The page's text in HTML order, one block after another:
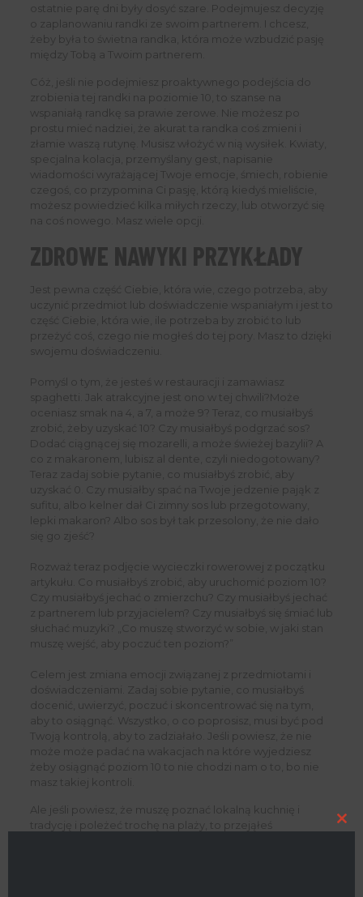
ostatnie parę dni były dosyć szare. Podejmujesz decyzję
o zaplanowaniu randki ze swoim partnerem. I chcesz,
żeby była to świetna randka, która może wzbudzić pasję
między Tobą a Twoim partnerem.
Cóż, jeśli nie podejmiesz proaktywnego podejścia do
zrobienia tej randki na poziomie 10, to szanse na
wspaniałą randkę sa prawie zerowe. Nie możesz po
prostu mieć nadziei, że akurat ta randka coś zmieni i
złamie waszą rutynę. Musisz włożyć w nią wysiłek. Kwiaty,
specjalna kolacja, przemyślany gest, napisanie
wiadomości wyrażającej Twoje emocje, śmiech, robienie
czegoś, co przypomina Ci pasję, którą kiedyś mieliście,
możesz powiedzieć kilka miłych rzeczy, lub otworzyć się
na coś nowego. Masz wiele opcji.
ZDROWE NAWYKI PRZYKŁADY
Jest pewna część Ciebie, która wie, czego potrzeba, aby
uczynić przedmiot lub doświadczenie wspaniałym i jest to
część Ciebie, która wie, ile potrzeba by zrobić to lub
przeżyć coś, czego nie mogłeś do tej pory. Masz to dzięki
swojemu doświadczeniu.
Pomyśl o tym, że jesteś w restauracji i zamawiasz
spaghetti. Jak atrakcyjne jest ono w tej chwili?Może
oceniasz smak na 4, a 7, a może 9? Teraz, co musiałbyś
zrobić, żeby uzyskać 10? Czy musiałbyś podgrzać sos?
Dodać ciągnącej się mozarelli, a może świeżej bazylii? A
co z makaronem, lubisz al dente, czyli niedogotowany?
Teraz zadaj sobie pytanie, co musiałbyś zrobić, aby
uzyskać 0. Czy musiałby spać na Twoje jedzenie pająk z
sufitu, albo kelner dał Ci zimny sos lub przegotowany,
lepki makaron? Albo sos był tak przesolony, że nie dało
się go zjeść?
Rozważ teraz podjęcie wycieczki rowerowej z początku
artykułu. Co musiałbyś zrobić, aby uruchomić poziom 10?
Czy musiałbyś jechać o zmierzchu? Czy musiałbyś jechać
z partnerem lub przyjacielem? Czy musiałbyś się śmiać lub
słuchać muzyki? „Co muszę stworzyć w sobie, w jaki stan
muszę wejść, aby poczuć ten poziom?”
Celem jest zmiana emocji związanej z przedmiotami i
doświadczeniami. Zadaj sobie pytanie, co musiałbyś
docenić, uwierzyć, poczuć i skoncentrować się na tym,
aby to osiągnąć. Wszystko, o co poprosisz, musi być pod
Twoją kontrolą, aby to zadziałało. Jeśli powiesz, że nie
może może padać na wakacjach na które wyjedziesz
żeby osiągnąć poziom 10 to nie chodzi nam o to, bo nie
masz takiej kontroli.
Ale jeśli powiesz, że muszę poznać lokalną kuchnię i
tradycję i poleżeć trochę na plaży, to przejąłeś